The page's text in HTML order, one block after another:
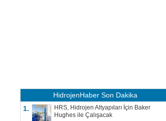
HidrojenHaber Son Dakika
1.
HRS, Hidrojen Altyapıları İçin Baker
Hughes ile Çalışacak